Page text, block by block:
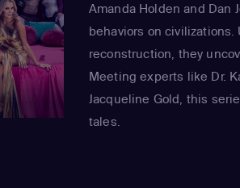
Amanda Holden and Dan
behaviors on
reconstruction, they
Meeting experts like Dr.
Jacqueline Gold, this
tales.